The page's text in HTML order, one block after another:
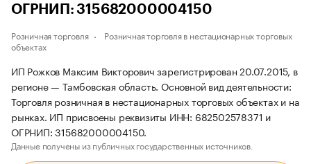
ОГРНИП: 315682000004150
Розничная торговля
Розничная торговля в нестационарных торговых
объектах
ИП Рожков Максим Викторович зарегистрирован 20.07.2015, в
регионе — Тамбовская область. Основной вид деятельности:
Торговля розничная в нестационарных торговых объектах и на
рынках. ИП присвоены реквизиты ИНН: 682502578371 и
ОГРНИП: 315682000004150.
Данные получены из публичных государственных источников.